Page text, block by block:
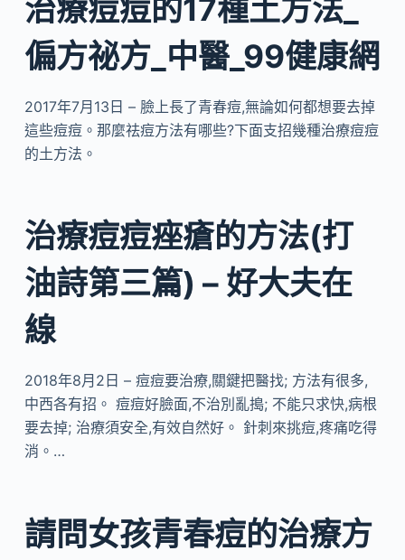
治療痘痘的17種土方法_
偏方祕方_中醫_99健康網
2017年7月13日 – 臉上長了青春痘,無論如何都想要去掉
這些痘痘。那麼祛痘方法有哪些?下面支招幾種治療痘痘
的土方法。
治療痘痘痤瘡的方法(打
油詩第三篇) – 好大夫在
線
2018年8月2日 – 痘痘要治療,關鍵把醫找; 方法有很多,
中西各有招。 痘痘好臉面,不治別亂搗; 不能只求快,病根
要去掉; 治療須安全,有效自然好。 針刺來挑痘,疼痛吃得
消。…
請問女孩青春痘的治療方